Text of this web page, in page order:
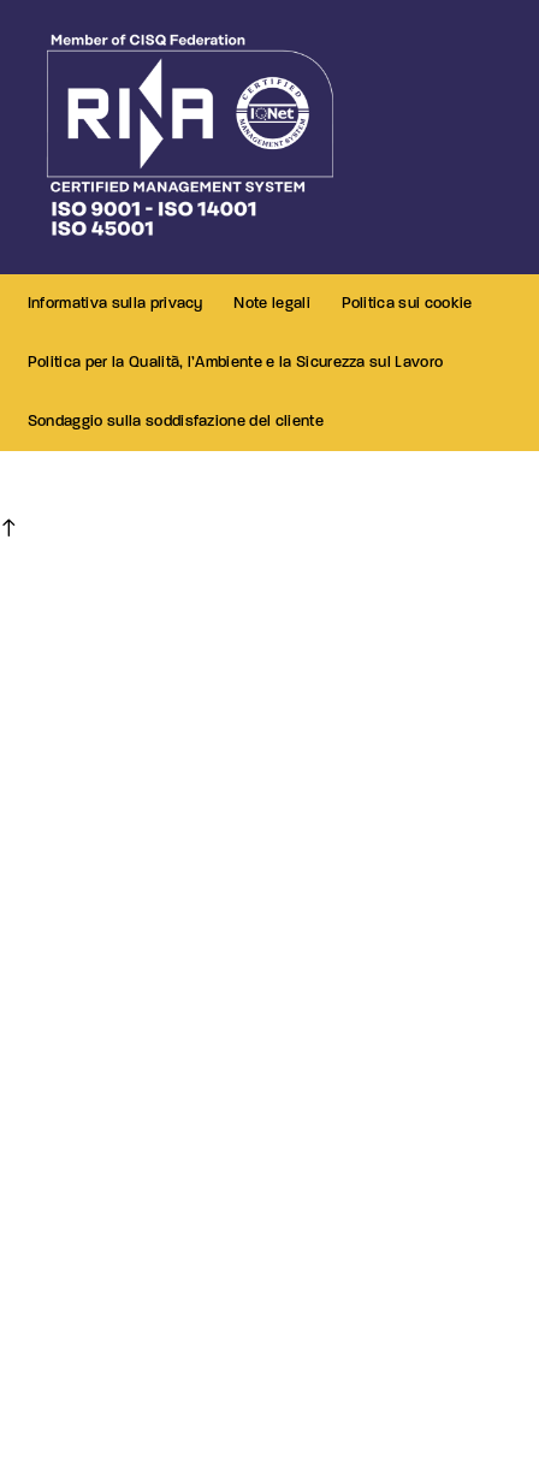
Informativa sulla privacy Note legali Politica sui cookie
Politica per la Qualità, l’Ambiente e la Sicurezza sul Lavoro
Sondaggio sulla soddisfazione del cliente